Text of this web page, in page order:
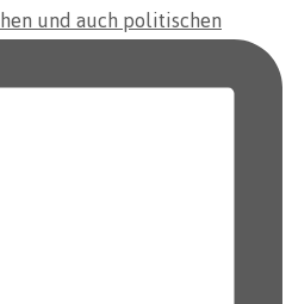
und auch politischen